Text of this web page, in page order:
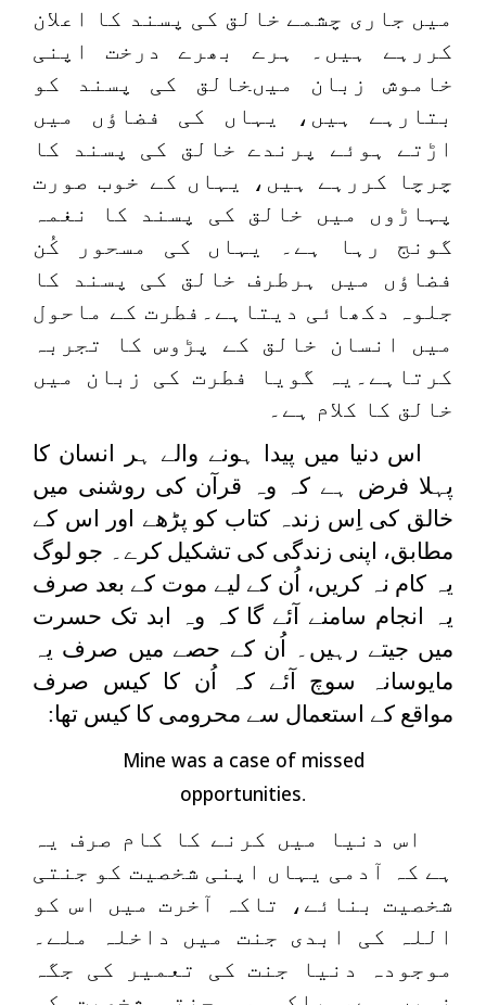
میں جاری چشمے خالق کی پسند کا اعلان
کررہے ہیں۔ ہرے بھرے درخت اپنی
خاموش زبان میںخالق کی پسند کو
بتارہے ہیں، یہاں کی فضاؤں میں
اڑتے ہوئے پرندے خالق کی پسند کا
چرچا کررہے ہیں، یہاں کے خوب صورت
پہاڑوں میں خالق کی پسند کا نغمہ
گونج رہا ہے۔ یہاں کی مسحور کُن
فضاؤں میں ہرطرف خالق کی پسند کا
جلوہ دکھائی دیتاہے۔فطرت کے ماحول
میں انسان خالق کے پڑوس کا تجربہ
کرتاہے۔یہ گویا فطرت کی زبان میں
خالق کا کلام ہے۔
اس دنیا میں پیدا ہونے والے ہر انسان کا
پہلا فرض ہے کہ وہ قرآن کی روشنی میں
خالق کی اِس زندہ کتاب کو پڑھے اور اس کے
مطابق، اپنی زندگی کی تشکیل کرے۔ جو لوگ
یہ کام نہ کریں، اُن کے لیے موت کے بعد صرف
یہ انجام سامنے آئے گا کہ وہ ابد تک حسرت
میں جیتے رہیں۔ اُن کے حصے میں صرف یہ
مایوسانہ سوچ آئے کہ اُن کا کیس صرف
مواقع کے استعمال سے محرومی کا کیس تھا:
Mine was a case of missed
opportunities.
اس دنیا میں کرنے کا کام صرف یہ
ہے کہ آدمی یہاں اپنی شخصیت کو جنتی
شخصیت بنائے، تاکہ آخرت میں اس کو
اللہ کی ابدی جنت میں داخلہ ملے۔
موجودہ دنیا جنت کی تعمیر کی جگہ